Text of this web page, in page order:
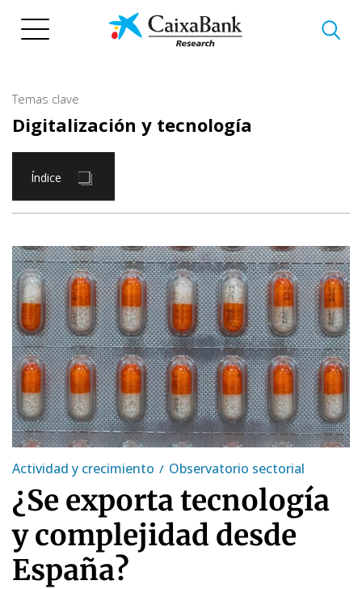
Temas clave
Digitalización y tecnología
Índice
Actividad y crecimiento Observatorio sectorial
¿Se exporta tecnología
y complejidad desde
España?